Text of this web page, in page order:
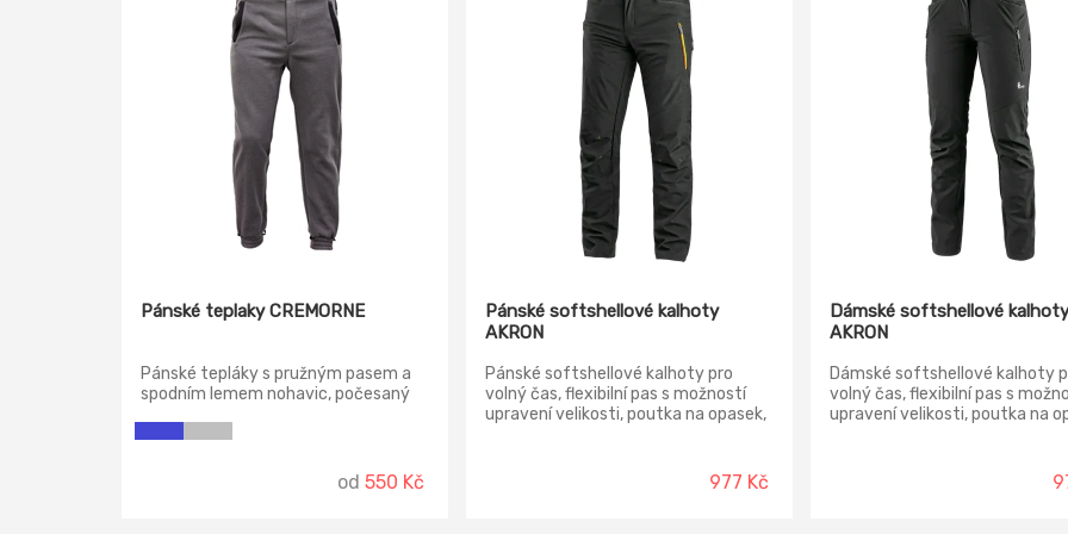
Pánské teplaky CREMORNE
Pánské tepláky s pružným pasem a
spodním lemem nohavic, počesaný
od 550 Kč
Pánské softshellové kalhoty
AKRON
Pánské softshellové kalhoty pro
volný čas, flexibilní pas s možností
upravení velikosti, poutka na opasek,
membrána. Odolnost materiálu proti
977 Kč
Dámské softshellové kalhoty
AKRON
Dámské softshellové kalhoty
volný čas, flexibilní pas s
upravení velikosti, poutka na
membrána. Odolnost